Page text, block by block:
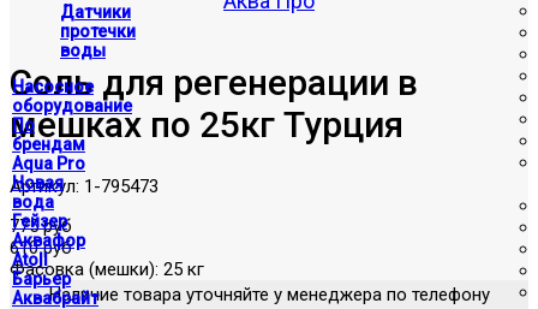
Датчики
протечки
воды
Насосное
оборудование
По
брендам
Aqua Pro
Новая
вода
Гейзер
Аквафор
Atoll
Барьер
Аквабрайт
Соль для регенерации в
мешках по 25кг Турция
Артикул: 1-795473
775 руб
610 руб
Фасовка (мешки): 25 кг
Наличие товара уточняйте у менеджера по телефону